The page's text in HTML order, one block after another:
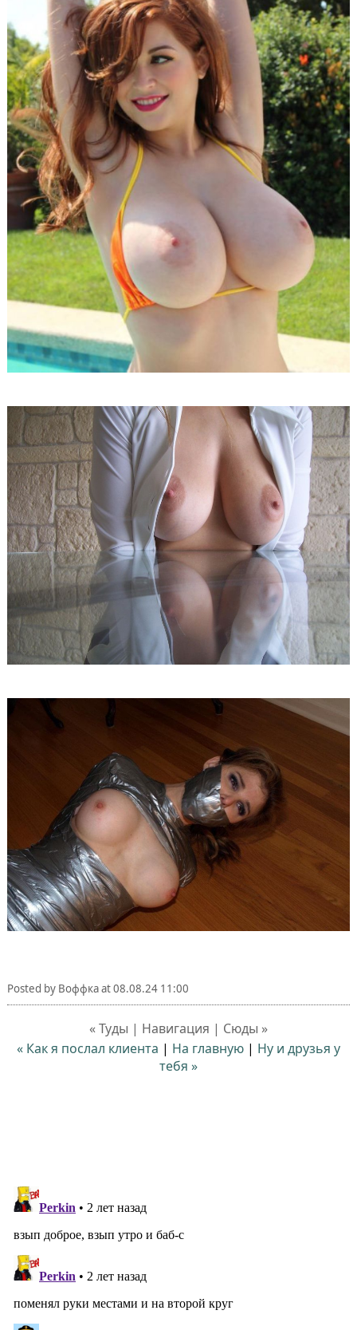
Posted by Воффкаat08.08.24 11:00
« Туды | Навигация | Сюды »
« Как я послал клиента | На главную | Ну и друзья у
тебя »